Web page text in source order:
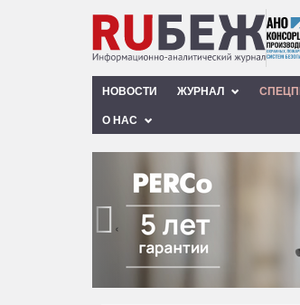
НОВОСТИ ЖУРНАЛ
О НАС
‹